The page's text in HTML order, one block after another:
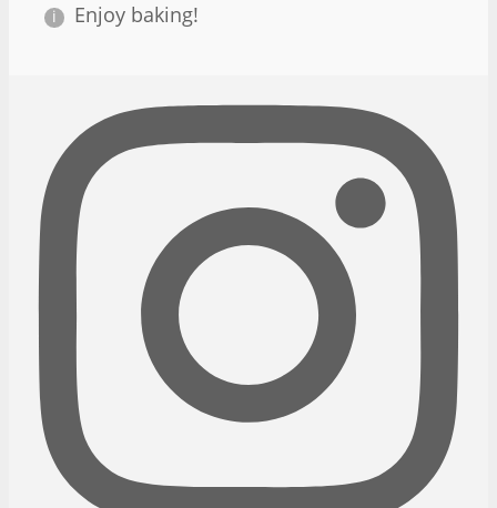
Enjoy baking!